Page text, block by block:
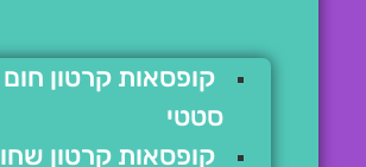
קופסאות קרטון חום
סטטי
קופסאות קרטון